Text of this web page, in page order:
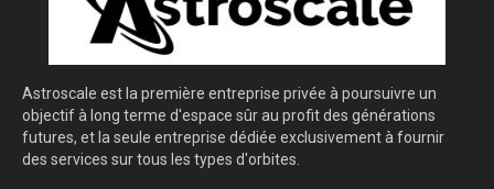
Astroscale est la première entreprise privée à poursuivre un
objectif à long terme d'espace sûr au profit des générations
futures, et la seule entreprise dédiée exclusivement à fournir
des services sur tous les types d'orbites.